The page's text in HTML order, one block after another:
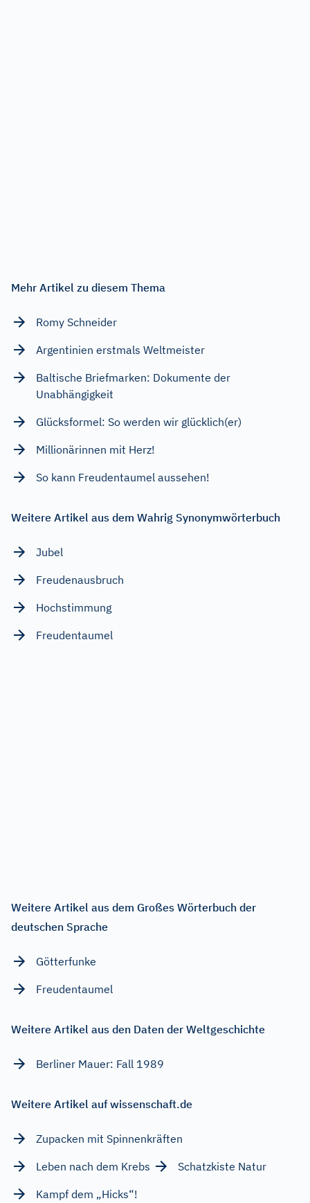
Mehr Artikel zu diesem Thema
Romy Schneider
Argentinien erstmals Weltmeister
Baltische Briefmarken: Dokumente der
Unabhängigkeit
Glücksformel: So werden wir glücklich(er)
Millionärinnen mit Herz!
So kann Freudentaumel aussehen!
Weitere Artikel aus dem Wahrig Synonymwörterbuch
Jubel
Freudenausbruch
Hochstimmung
Freudentaumel
Weitere Artikel aus dem Großes Wörterbuch der
deutschen Sprache
Götterfunke
Freudentaumel
Weitere Artikel aus den Daten der Weltgeschichte
Berliner Mauer: Fall 1989
Weitere Artikel auf wissenschaft.de
Zupacken mit Spinnenkräften
Leben nach dem Krebs
Schatzkiste Natur
Kampf dem „Hicks“!